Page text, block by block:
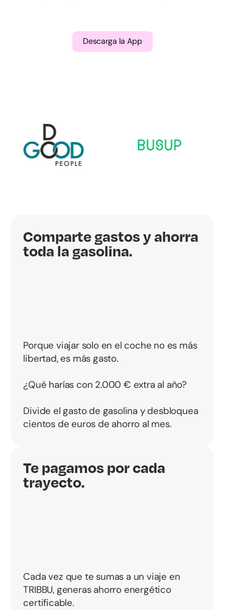
Descarga la App
Comparte gastos y ahorra
toda la gasolina.
Porque viajar solo en el coche no es más
libertad, es más gasto.
¿Qué harías con 2.000 € extra al año?
Divide el gasto de gasolina y desbloquea
cientos de euros de ahorro al mes.
Te pagamos por cada
trayecto.
Cada vez que te sumas a un viaje en
TRIBBU, generas ahorro energético
certificable.